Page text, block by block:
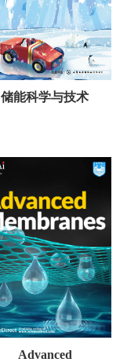
储能科学与技术
Advanced